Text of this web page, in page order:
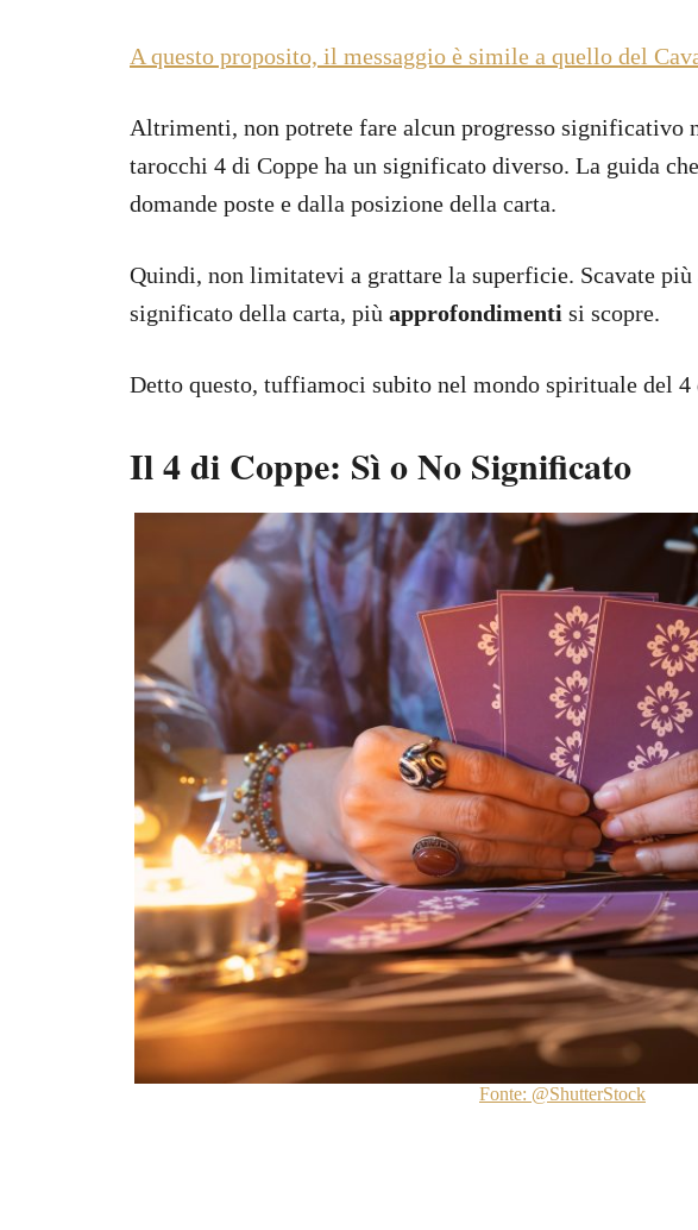
A questo proposito, il messaggio è simile a quello del
Altrimenti, non potrete fare alcun progresso significativo
tarocchi 4 di Coppe ha un significato diverso. La guida
domande poste e dalla posizione della carta.
Quindi, non limitatevi a grattare la superficie. Scavate
significato della carta, più approfondimenti si scopre.
Detto questo, tuffiamoci subito nel mondo spirituale del 4
Il 4 di Coppe: Sì o No Significato
Fonte: @ShutterStock